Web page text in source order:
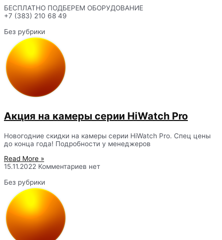
БЕСПЛАТНО ПОДБЕРЕМ ОБОРУДОВАНИЕ
+7 (383) 210 68 49
Без рубрики
Акция на камеры серии HiWatch Pro
Новогодние скидки на камеры серии HiWatch Pro. Спец цены
до конца года! Подробности у менеджеров
Read More »
15.11.2022 Комментариев нет
Без рубрики